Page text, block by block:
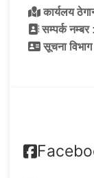
कार्यलय
सम्पर्क नम्बर
सूचना विभाग